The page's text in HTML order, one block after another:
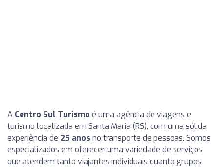
A Centro Sul Turismo é uma agência de viagens e
turismo localizada em Santa Maria (RS), com uma sólida
experiência de 25 anos no transporte de pessoas. Somos
especializados em oferecer uma variedade de serviços
que atendem tanto viajantes individuais quanto grupos